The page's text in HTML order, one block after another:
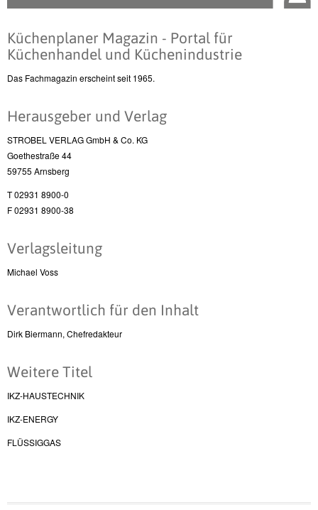
Küchenplaner Magazin - Portal für
Küchenhandel und Küchenindustrie
Das Fachmagazin erscheint seit 1965.
Herausgeber und Verlag
STROBEL VERLAG GmbH & Co. KG
Goethestraße 44
59755 Arnsberg
T 02931 8900-0
F 02931 8900-38
Verlagsleitung
Michael Voss
Verantwortlich für den Inhalt
Dirk Biermann, Chefredakteur
Weitere Titel
IKZ-HAUSTECHNIK
IKZ-ENERGY
FLÜSSIGGAS